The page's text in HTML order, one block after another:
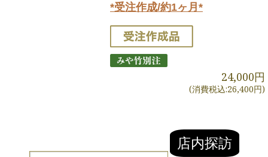
*受注作成/約1ヶ月*
24,000円
(消費税込:26,400円)